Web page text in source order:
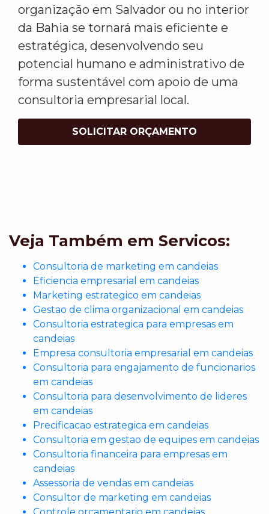
organização em Salvador ou no interior
da Bahia se tornará mais eficiente e
estratégica, desenvolvendo seu
potencial humano e administrativo de
forma sustentável com apoio de uma
consultoria empresarial local.
SOLICITAR ORÇAMENTO
Veja Também em Servicos:
Consultoria de marketing em candeias
Eficiencia empresarial em candeias
Marketing estrategico em candeias
Gestao de clima organizacional em candeias
Consultoria estrategica para empresas em
candeias
Empresa consultoria empresarial em candeias
Consultoria para engajamento de funcionarios
em candeias
Consultoria para desenvolvimento de lideres
em candeias
Precificacao estrategica em candeias
Consultoria em gestao de equipes em candeias
Consultoria financeira para empresas em
candeias
Assessoria de vendas em candeias
Consultor de marketing em candeias